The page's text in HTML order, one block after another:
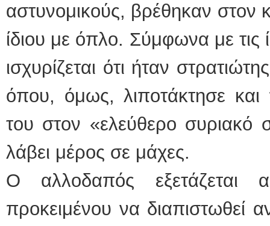
αστυνομικούς, βρέθηκαν στον
ίδιου με όπλο. Σύμφωνα με τις
ισχυρίζεται ότι ήταν
όπου, όμως, λιποτάκτησε
του στον «ελεύθερο συριακό
λάβει μέρος σε μάχες.
Ο αλλοδαπός εξετάζεται
προκειμένου να διαπιστωθεί